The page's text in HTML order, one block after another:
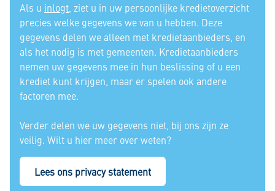
Als u inlogt , ziet u in uw persoonlijke kredietoverzicht
precies welke gegevens we van u hebben. Deze
gegevens delen we alleen met kredietaanbieders, en
als het nodig is met gemeenten. Kredietaanbieders
nemen uw gegevens mee in hun beslissing of u een
krediet kunt krijgen, maar er spelen ook andere
factoren mee.
Verder delen we uw gegevens niet, bij ons zijn ze
veilig. Wilt u hier meer over weten?
Lees ons privacy statement